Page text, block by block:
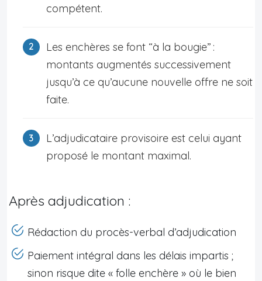
compétent.
Les enchères se font “à la bougie” :
montants augmentés successivement
jusqu’à ce qu’aucune nouvelle offre ne soit
faite.
L’adjudicataire provisoire est celui ayant
proposé le montant maximal.
Après adjudication :
Rédaction du procès-verbal d’adjudication
Paiement intégral dans les délais impartis ;
sinon risque dite « folle enchère » où le bien